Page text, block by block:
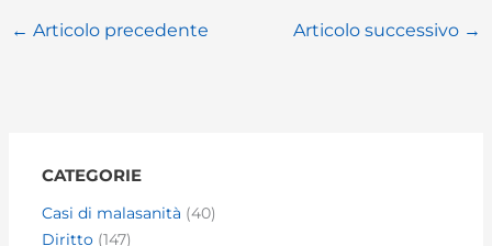
← Articolo precedente Articolo successivo →
CATEGORIE
Casi di malasanità (40)
Diritto (147)